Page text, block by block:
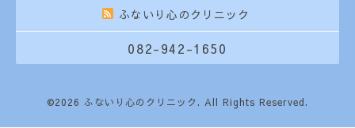
ふないり心のクリニック
082-942-1650
©2026 ふないり心のクリニック. All Rights Reserved.